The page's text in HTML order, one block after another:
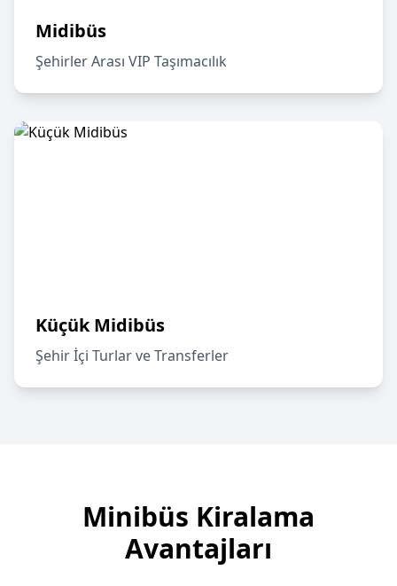
Midibüs
Şehirler Arası VIP Taşımacılık
Küçük Midibüs
Şehir İçi Turlar ve Transferler
Minibüs Kiralama
Avantajları